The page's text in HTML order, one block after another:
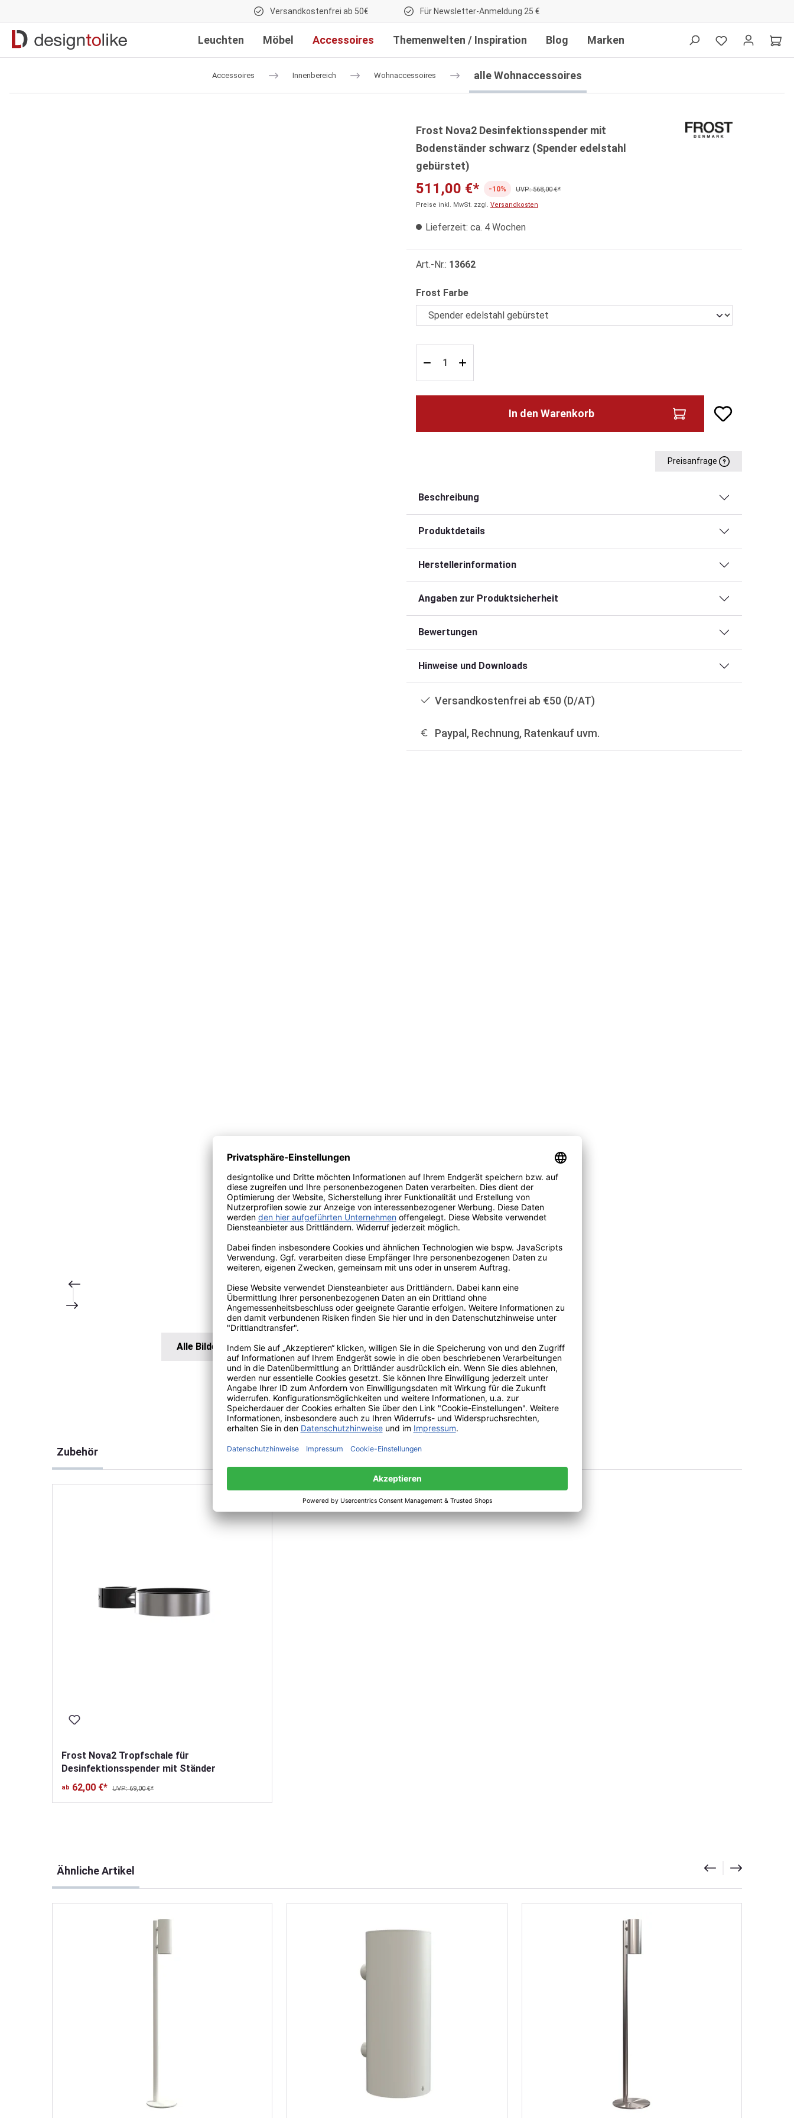
Versandkostenfrei ab 50€ Für Newsletter-Anmeldung 25 €
Leuchten Möbel Accessoires Themenwelten / Inspiration Blog Marken
Accessoires Innenbereich Wohnaccessoires alle Wohnaccessoires
Alle Bilder anzeigen
Frost Nova2 Desinfektionsspender mit
Bodenständer schwarz (Spender edelstahl
gebürstet)
511,00 €* -10%
UVP: 568,00 €*
Preise inkl. MwSt. zzgl. Versandkosten
Lieferzeit: ca. 4 Wochen
Art.-Nr.: 13662
Frost Farbeauswählen
In den Warenkorb
Preisanfrage
Beschreibung
Produktdetails
Herstellerinformation
Angaben zur Produktsicherheit
Bewertungen
Hinweise und Downloads
Versandkostenfrei ab €50 (D/AT)
Paypal, Rechnung, Ratenkauf uvm.
Zubehör
Frost Nova2 Tropfschale für
Desinfektionsspender mit Ständer
ab 62,00 €* UVP: 69,00 €*
Ähnliche Artikel